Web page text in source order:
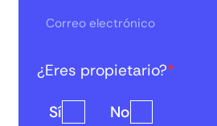
¿Eres propietario?*
Sí No